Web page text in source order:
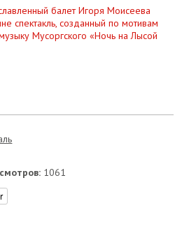
балет Игоря Моисеева
спектакль, созданный по мотивам
Мусоргского «Ночь на Лысой
1061